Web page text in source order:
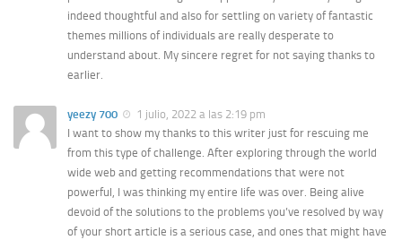
indeed thoughtful and also for settling on variety of fantastic
themes millions of individuals are really desperate to
understand about. My sincere regret for not saying thanks to
earlier.
yeezy 700
1 julio, 2022 a las 2:19 pm
I want to show my thanks to this writer just for rescuing me
from this type of challenge. After exploring through the world
wide web and getting recommendations that were not
powerful, I was thinking my entire life was over. Being alive
devoid of the solutions to the problems you’ve resolved by way
of your short article is a serious case, and ones that might have